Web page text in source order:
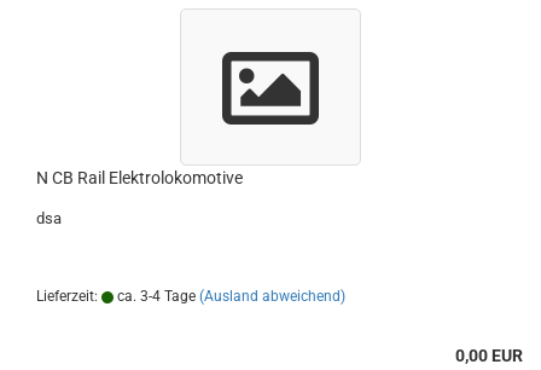
N CB Rail Elektrolokomotive
dsa
Lieferzeit: ca. 3-4 Tage (Ausland abweichend)
0,00 EUR